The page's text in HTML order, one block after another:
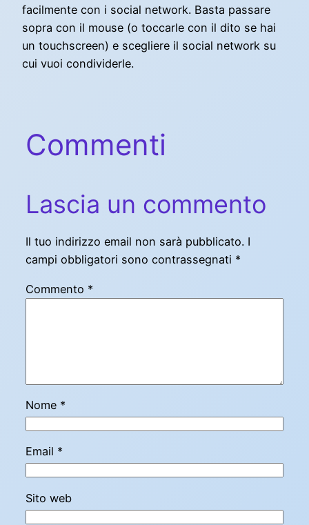
facilmente con i social network. Basta passare
sopra con il mouse (o toccarle con il dito se hai
un touchscreen) e scegliere il social network su
cui vuoi condividerle.
Commenti
Lascia un commento
Il tuo indirizzo email non sarà pubblicato. I
campi obbligatori sono contrassegnati *
Commento *
Nome *
Email *
Sito web